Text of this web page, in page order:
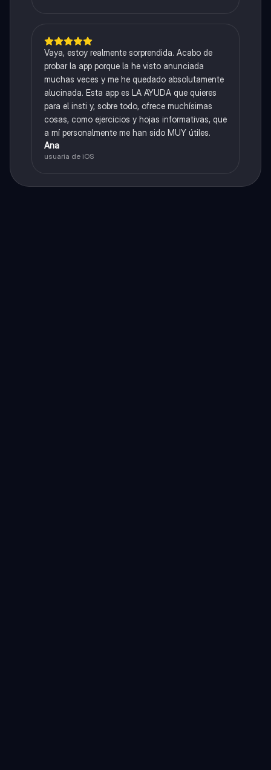
Vaya, estoy realmente sorprendida. Acabo de
probar la app porque la he visto anunciada
muchas veces y me he quedado absolutamente
alucinada. Esta app es LA AYUDA que quieres
para el insti y, sobre todo, ofrece muchísimas
cosas, como ejercicios y hojas informativas, que
a mí personalmente me han sido MUY útiles.
Ana
usuaria de iOS